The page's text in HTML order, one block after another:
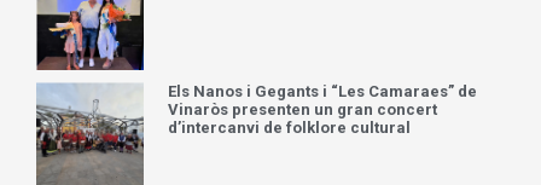
Els Nanos i Gegants i “Les Camaraes” de
Vinaròs presenten un gran concert
d’intercanvi de folklore cultural